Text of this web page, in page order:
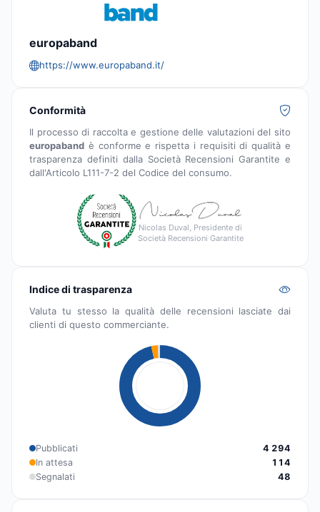
europaband
https://www.europaband.it/
Conformità
Il processo di raccolta e gestione delle valutazioni del sito
europaband è conforme e rispetta i requisiti di qualità e
trasparenza definiti dalla Società Recensioni Garantite e
dall'Articolo L111-7-2 del Codice del consumo.
Nicolas Duval, Presidente di
Società Recensioni Garantite
Indice di trasparenza
Valuta tu stesso la qualità delle recensioni lasciate dai
clienti di questo commerciante.
Pubblicati
4 294
In attesa
114
Segnalati
48